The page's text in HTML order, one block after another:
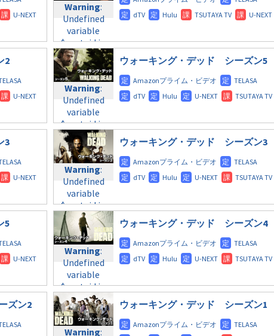
Warning:
Undefined
variable
$post_id in
/home/c4607168/public_html/osusume-
doga.com/wp-
content/themes/soledad-
child/post-
formats/format-
tax.phpon
line112
Warning:
Undefined
variable
$post_id in
/home/c4607168/public_html/osusume-
doga.com/wp-
content/themes/soledad-
child/post-
formats/format-
tax.phpon
line115
2
Warning:
Undefined
variable
$post_id in
/home/c4607168/public_html/osusume-
doga.com/wp-
content/themes/soledad-
child/post-
formats/format-
tax.phpon
line112
Warning:
Undefined
variable
$post_id in
/home/c4607168/public_html/osusume-
doga.com/wp-
content/themes/soledad-
child/post-
formats/format-
ウォーキング・デッド シーズン5
3
Warning:
Undefined
variable
$post_id in
/home/c4607168/public_html/osusume-
doga.com/wp-
content/themes/soledad-
child/post-
formats/format-
tax.phpon
line112
Warning:
Undefined
ウォーキング・デッド シーズン3
5
Warning:
Undefined
variable
$post_id in
/home/c4607168/public_html/osusume-
doga.com/wp-
content/themes/soledad-
ウォーキング・デッド シーズン4
ズン2
Warning:
ウォーキング・デッド シーズン1